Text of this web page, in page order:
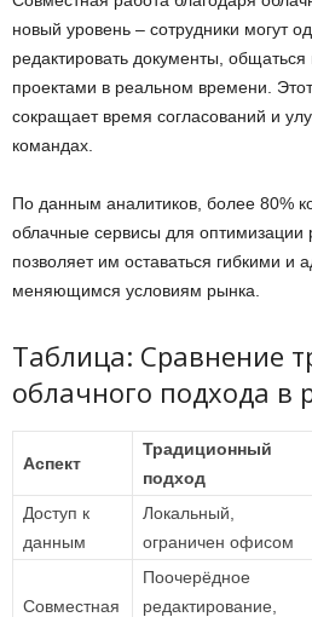
новый уровень – сотрудники могут
редактировать документы, общаться
проектами в реальном времени.
сокращает время согласований и
командах.
По данным аналитиков, более 80%
облачные сервисы для оптимизации
позволяет им оставаться гибкими и
меняющимся условиям рынка.
Таблица: Сравнение
облачного подхода в
Аспект
Традиционный
подход
Доступ к
данным
Локальный,
ограничен офисом
Совместная
Поочерёдное
редактирование,